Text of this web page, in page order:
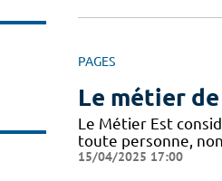
PAGES
Le métier
Le Métier Est
toute personne,
15/04/2025 17:00